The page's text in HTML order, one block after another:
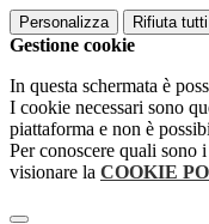
Personalizza Rifiuta tutti
Gestione cookie
In questa schermata è
I cookie necessari sono
piattaforma e non è
Per conoscere quali sono
visionare la COOKIE